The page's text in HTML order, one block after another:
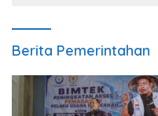
Berita Pemerintahan